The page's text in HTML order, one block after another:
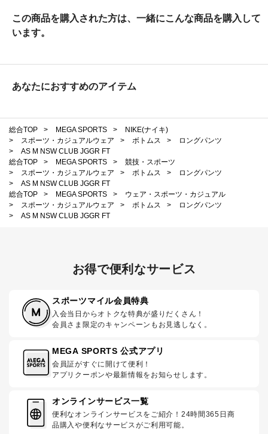
この商品を購入された方は、一緒にこんな商品を購入して
います。
あなたにおすすめのアイテム
総合TOP > MEGA SPORTS >
NIKE(ナイキ)
>
スポーツ・カジュアルウェア > ボトムス >
ロングパンツ
>
AS M NSW CLUB JGGR FT
総合TOP
> MEGA SPORTS >
競技・スポーツ
>
スポーツ・カジュアルウェア > ボトムス >
ロングパンツ
>
AS M NSW CLUB JGGR FT
総合TOP
> MEGA SPORTS >
ウェア・スポーツ・カジュアル
>
スポーツ・カジュアルウェア > ボトムス >
ロングパンツ
>
AS M NSW CLUB JGGR FT
お得で便利なサービス
スポーツマイル会員特典
入会当日からオトクな特典が盛りだくさん！
会員さま限定のキャンペーンもお見逃しなく。
MEGA SPORTS 公式アプリ
会員証がすぐに開けて便利！
アプリクーポンや最新情報をお知らせします。
オンラインサービス一覧
便利なオンラインサービスをご紹介！24時間365日商
品購入や便利なサービスがご利用可能。